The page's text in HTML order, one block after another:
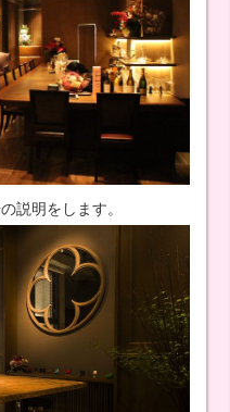
説明をします。